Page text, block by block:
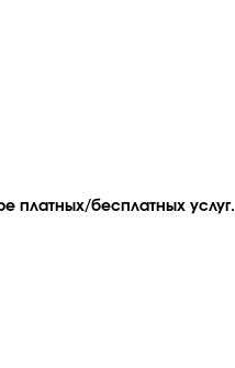
платных/бесплатных услуг.